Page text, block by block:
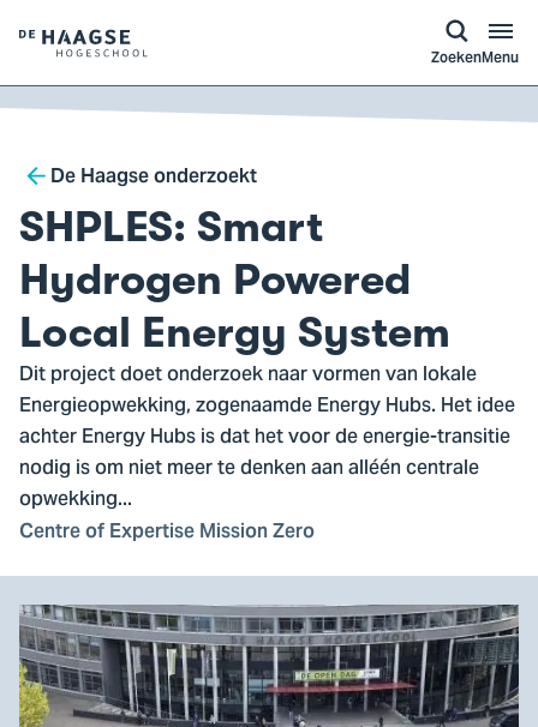
Logo
van
De
Hogeschool,
ga
naar
de
homepagina
ZoekenMenu
Breadcrumb
De Haagse onderzoekt
SHPLES: Smart
Hydrogen Powered
Local Energy System
Dit project doet onderzoek naar vormen van lokale
Energieopwekking, zogenaamde Energy Hubs. Het idee
achter Energy Hubs is dat het voor de energie-transitie
nodig is om niet meer te denken aan alléén centrale
opwekking...
Centre of Expertise Mission Zero